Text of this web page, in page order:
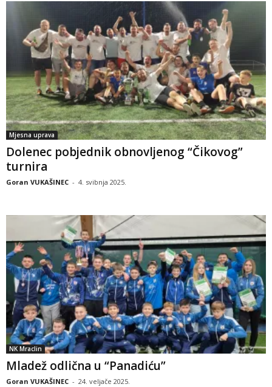
Mjesna uprava
Dolenec pobjednik obnovljenog “Čikovog”
turnira
Goran VUKAŠINEC - 4. svibnja 2025.
NK Mraclin
Mladež odlična u “Panadiću”
Goran VUKAŠINEC - 24. veljače 2025.